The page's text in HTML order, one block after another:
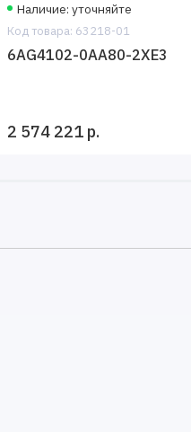
Наличие: уточняйте
Код товара: 63218-01
6AG4102-0AA80-2XE3
2 574 221 р.